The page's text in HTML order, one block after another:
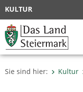
KULTUR
Sie sind hier: Kultur